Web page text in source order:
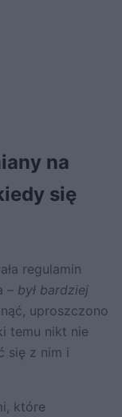
na
się
regulamin
– był bardziej
uproszczono
temu nikt nie
się z nim i
które